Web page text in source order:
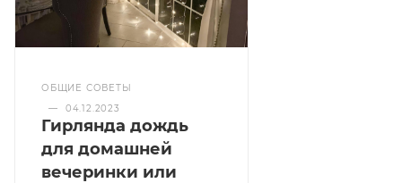
ОБЩИЕ СОВЕТЫ
—
04.12.2023
Гирлянда дождь
для домашней
вечеринки или